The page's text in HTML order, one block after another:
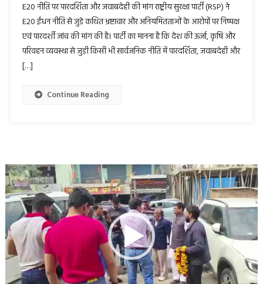
E20 नीति पर पारदर्शिता और जवाबदेही की मांग राष्ट्रीय सुरक्षा पार्टी (RSP) ने
E20 ईंधन नीति से जुड़े कथित भ्रष्टाचार और अनियमितताओं के आरोपों पर निष्पक्ष
एवं पारदर्शी जांच की मांग की है। पार्टी का मानना है कि देश की ऊर्जा, कृषि और
परिवहन व्यवस्था से जुड़ी किसी भी सार्वजनिक नीति में पारदर्शिता, जवाबदेही और
[…]
Continue Reading
Video
Player